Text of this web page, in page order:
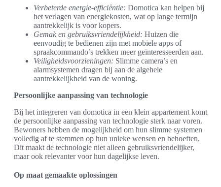
Verbeterde energie-efficiëntie: Domotica kan helpen bij
het verlagen van energiekosten, wat op lange termijn
aantrekkelijk is voor kopers.
Gemak en gebruiksvriendelijkheid: Huizen die
eenvoudig te bedienen zijn met mobiele apps of
spraakcommando’s trekken meer geïnteresseerden aan.
Veiligheidsvoorzieningen: Slimme camera’s en
alarmsystemen dragen bij aan de algehele
aantrekkelijkheid van de woning.
Persoonlijke aanpassing van technologie
Bij het integreren van domotica in een klein appartement komt
de persoonlijke aanpassing van technologie sterk naar voren.
Bewoners hebben de mogelijkheid om hun slimme systemen
volledig af te stemmen op hun unieke wensen en behoeften.
Dit maakt de technologie niet alleen gebruiksvriendelijker,
maar ook relevanter voor hun dagelijkse leven.
Op maat gemaakte oplossingen